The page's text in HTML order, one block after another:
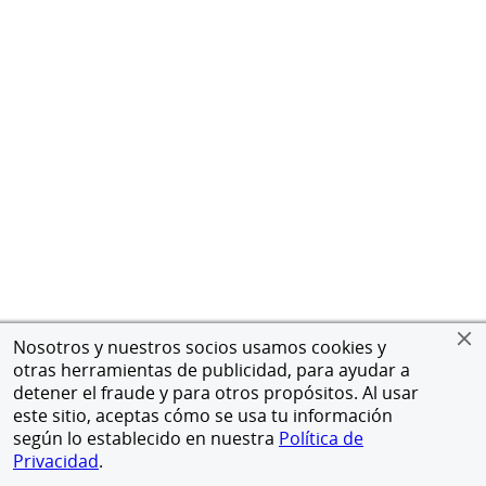
Nosotros y nuestros socios usamos cookies y
otras herramientas de publicidad, para ayudar a
detener el fraude y para otros propósitos. Al usar
este sitio, aceptas cómo se usa tu información
según lo establecido en nuestra Política de
Privacidad.